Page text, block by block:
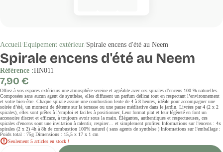
Accueil Equipement extérieur Spirale encens d'été au Neem
Spirale encens d'été au Neem
Référence :HN011
Prix
régulier
7,90 €
Offrez à vos espaces extérieurs une atmosphère sereine et agréable avec ces spirales d’encens 100 % naturelles.
Composées sans aucun agent de synthèse, elles diffusent un parfum délicat tout en respectant l’environnement
et votre bien-être. Chaque spirale assure une combustion lente de 4 à 8 heures, idéale pour accompagner une
soirée d’été, un moment de détente sur la terrasse ou une pause méditative dans le jardin. Livrées par 4 (2 x 2
spirales), elles sont prêtes à l’emploi et faciles à positionner. Leur format plat et leur légèreté en font un
accessoire discret et efficace, à toujours avoir sous la main. Élégantes, authentiques et respectueuses, ces
spirales d'encens sont une invitation à ralentir, respirer… et simplement profiter. Informations sur l'encens : 4x
spirales (2 x 2) 4h à 8h de combustion 100% naturel ( sans agents de synthèse ) Informations sur l'emballage :
Poids total : 75g Dimensions : 15,5 x 17 x 1 cm
Seulement 5 articles en stock !